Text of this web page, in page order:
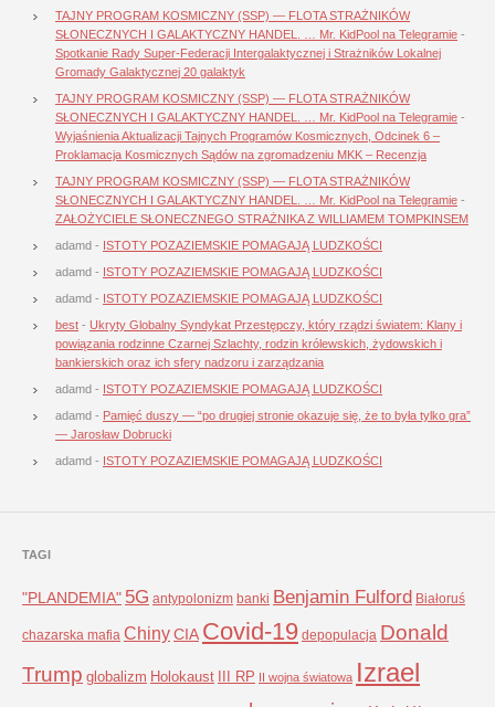
TAJNY PROGRAM KOSMICZNY (SSP) — FLOTA STRAŻNIKÓW
SŁONECZNYCH I GALAKTYCZNY HANDEL. … Mr. KidPool na Telegramie -
Spotkanie Rady Super-Federacji Intergalaktycznej i Strażników Lokalnej
Gromady Galaktycznej 20 galaktyk
TAJNY PROGRAM KOSMICZNY (SSP) — FLOTA STRAŻNIKÓW
SŁONECZNYCH I GALAKTYCZNY HANDEL. … Mr. KidPool na Telegramie -
Wyjaśnienia Aktualizacji Tajnych Programów Kosmicznych, Odcinek 6 –
Proklamacja Kosmicznych Sądów na zgromadzeniu MKK – Recenzja
TAJNY PROGRAM KOSMICZNY (SSP) — FLOTA STRAŻNIKÓW
SŁONECZNYCH I GALAKTYCZNY HANDEL. … Mr. KidPool na Telegramie -
ZAŁOŻYCIELE SŁONECZNEGO STRAŻNIKA Z WILLIAMEM TOMPKINSEM
adamd - ISTOTY POZAZIEMSKIE POMAGAJĄ LUDZKOŚCI
adamd - ISTOTY POZAZIEMSKIE POMAGAJĄ LUDZKOŚCI
adamd - ISTOTY POZAZIEMSKIE POMAGAJĄ LUDZKOŚCI
best - Ukryty Globalny Syndykat Przestępczy, który rządzi światem: Klany i
powiązania rodzinne Czarnej Szlachty, rodzin królewskich, żydowskich i
bankierskich oraz ich sfery nadzoru i zarządzania
adamd - ISTOTY POZAZIEMSKIE POMAGAJĄ LUDZKOŚCI
adamd - Pamięć duszy — “po drugiej stronie okazuje się, że to była tylko gra”
— Jarosław Dobrucki
adamd - ISTOTY POZAZIEMSKIE POMAGAJĄ LUDZKOŚCI
TAGI
"PLANDEMIA" 5G antypolonizm banki Benjamin Fulford Białoruś
chazarska mafia ChinyCIA Covid-19 depopulacja Donald
Trump globalizm Holokaust III RP II wojna światowa Izrael